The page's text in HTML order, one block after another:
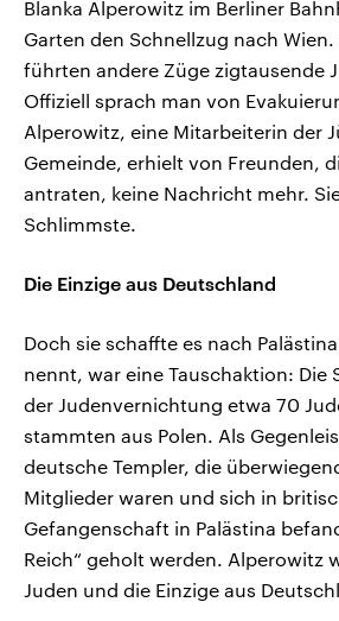
Blanka Alperowitz im Berliner
Garten den Schnellzug nach Wien.
führten andere Züge zigtausende
Offiziell sprach man von
Alperowitz, eine Mitarbeiterin der
Gemeinde, erhielt von Freunden,
antraten, keine Nachricht mehr.
Schlimmste.
Die Einzige aus Deutschland
Doch sie schaffte es nach
nennt, war eine Tauschaktion: Die
der Judenvernichtung etwa 70
stammten aus Polen. Als
deutsche Templer, die
Mitglieder waren und sich in
Gefangenschaft in Palästina
Reich“ geholt werden. Alperowitz
Juden und die Einzige aus